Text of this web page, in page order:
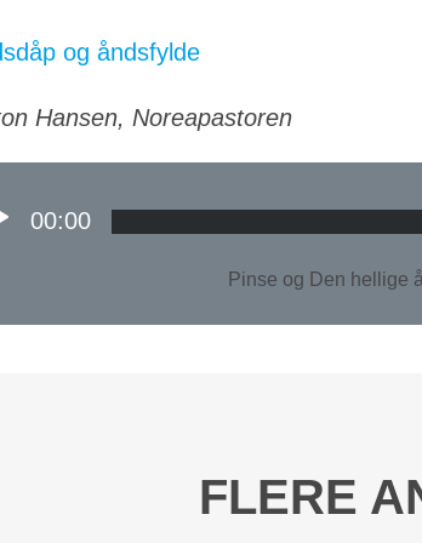
og åndsfylde
Hansen, Noreapastoren
00:00
Pinse og Den hellige
FLERE